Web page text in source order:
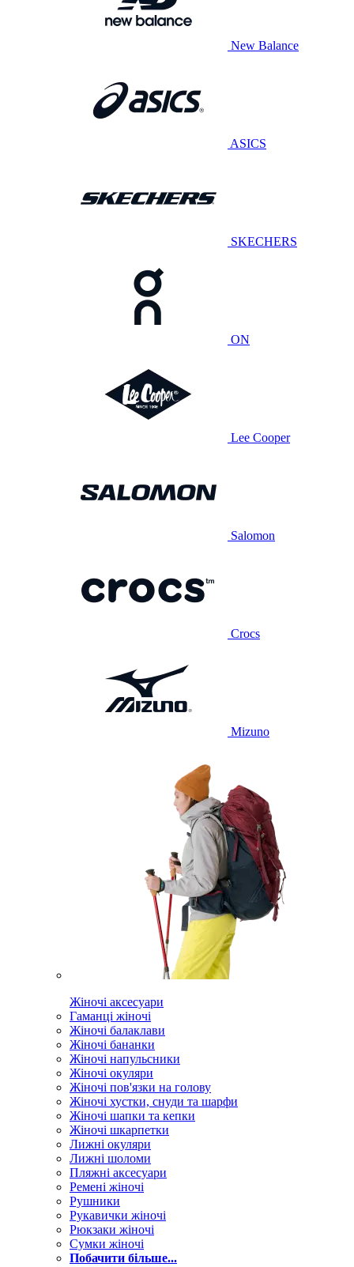
New Balance
ASICS
SKECHERS
ON
Lee Cooper
Salomon
Crocs
Mizuno
Жіночі аксесуари
Гаманці жіночі
Жіночі балаклави
Жіночі бананки
Жіночі напульсники
Жіночі окуляри
Жіночі пов'язки на голову
Жіночі хустки, снуди та шарфи
Жіночі шапки та кепки
Жіночі шкарпетки
Лижні окуляри
Лижні шоломи
Пляжні аксесуари
Ремені жіночі
Рушники
Рукавички жіночі
Рюкзаки жіночі
Сумки жіночі
Побачити більше...